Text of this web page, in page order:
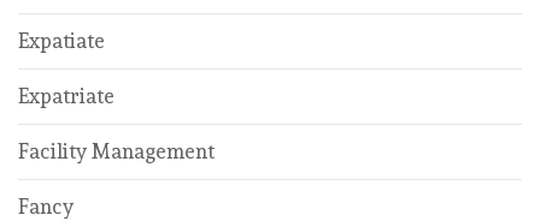
Expatiate
Expatriate
Facility Management
Fancy